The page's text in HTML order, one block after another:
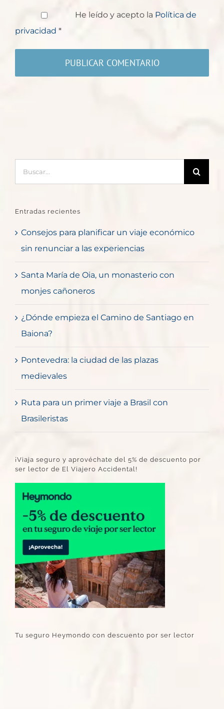
He leído y acepto la Política de
privacidad *
Entradas recientes
Consejos para planificar un viaje económico
sin renunciar a las experiencias
Santa María de Oia, un monasterio con
monjes cañoneros
¿Dónde empieza el Camino de Santiago en
Baiona?
Pontevedra: la ciudad de las plazas
medievales
Ruta para un primer viaje a Brasil con
Brasileristas
¡Viaja seguro y aprovéchate del 5% de descuento por
ser lector de El Viajero Accidental!
Tu seguro Heymondo con descuento por ser lector